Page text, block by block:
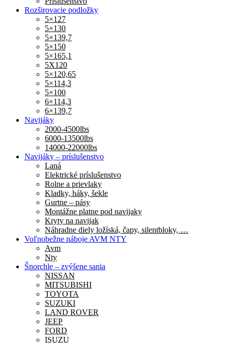
Rozširovacie podložky
5×127
5×130
5×139,7
5×150
5×165,1
5X120
5×120,65
5×114,3
5×100
6×114,3
6×139,7
Navijáky
2000-4500lbs
6000-13500lbs
14000-22000lbs
Navijáky – príslušenstvo
Laná
Elektrické príslušenstvo
Rolne a prievlaky
Kladky, háky, šekle
Gurtne – pásy
Montážne platne pod navijaky
Kryty na navijak
Náhradne diely ložíská, čapy, silentbloky, …
Voľnobežne náboje AVM NTY
Avm
Nty
Šnorchle – zvýšene sania
NISSAN
MITSUBISHI
TOYOTA
SUZUKI
LAND ROVER
JEEP
FORD
ISUZU